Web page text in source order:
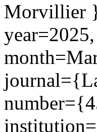
Morvillier
year=2025,